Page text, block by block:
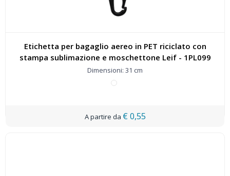
Etichetta per bagaglio aereo in PET riciclato con
stampa sublimazione e moschettone Leif - 1PL099
Dimensioni: 31 cm
€ 0,55